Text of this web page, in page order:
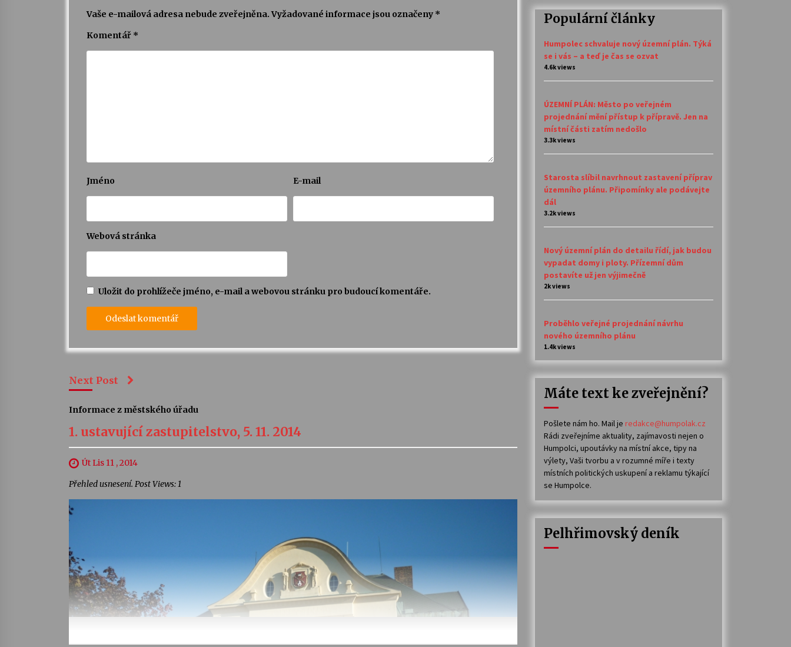
Vaše e-mailová adresa nebude zveřejněna. Vyžadované informace jsou označeny *
Komentář *
Jméno E-mail
Webová stránka
Uložit do prohlížeče jméno, e-mail a webovou stránku pro budoucí komentáře.
Next Post
Informace z městského úřadu
1. ustavující zastupitelstvo, 5. 11. 2014
Út Lis 11 , 2014
Přehled usnesení. Post Views: 1
Populární články
Humpolec schvaluje nový územní plán. Týká
se i vás – a teď je čas se ozvat
4.6k views
ÚZEMNÍ PLÁN: Město po veřejném
projednání mění přístup k přípravě. Jen na
místní části zatím nedošlo
3.3k views
Starosta slíbil navrhnout zastavení příprav
územního plánu. Připomínky ale podávejte
dál
3.2k views
Nový územní plán do detailu řídí, jak budou
vypadat domy i ploty. Přízemní dům
postavíte už jen výjimečně
2k views
Proběhlo veřejné projednání návrhu
nového územního plánu
1.4k views
Máte text ke zveřejnění?
Pošlete nám ho. Mail je redakce@humpolak.cz
Rádi zveřejníme aktuality, zajímavosti nejen o
Humpolci, upoutávky na místní akce, tipy na
výlety, Vaši tvorbu a v rozumné míře i texty
místních politických uskupení a reklamu týkající
se Humpolce.
Pelhřimovský deník